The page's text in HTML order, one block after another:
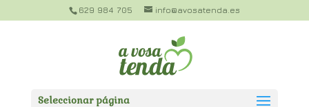
629 984 705 info@avosatenda.es
Seleccionar página